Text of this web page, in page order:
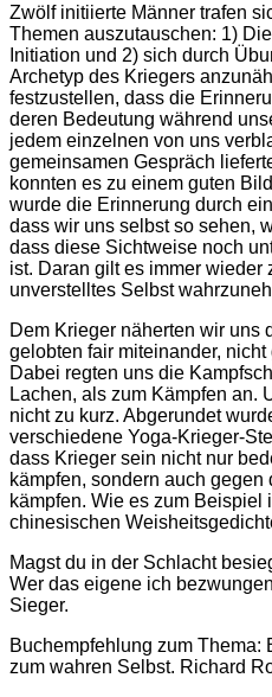
Zwölf initiierte Männer trafen
Themen auszutauschen: 1)
Initiation und 2) sich durch
Archetyp des Kriegers
festzustellen, dass die
deren Bedeutung während
jedem einzelnen von uns
gemeinsamen Gespräch
konnten es zu einem guten
wurde die Erinnerung durch
dass wir uns selbst so sehen,
dass diese Sichtweise noch
ist. Daran gilt es immer wieder
unverstelltes Selbst
Dem Krieger näherten wir uns
gelobten fair miteinander,
Dabei regten uns die
Lachen, als zum Kämpfen an.
nicht zu kurz. Abgerundet
verschiedene Yoga-Krieger-
dass Krieger sein nicht nur
kämpfen, sondern auch
kämpfen. Wie es zum Beispiel
chinesischen
Magst du in der Schlacht
Wer das eigene ich
Sieger.
Buchempfehlung zum Thema:
zum wahren Selbst. Richard